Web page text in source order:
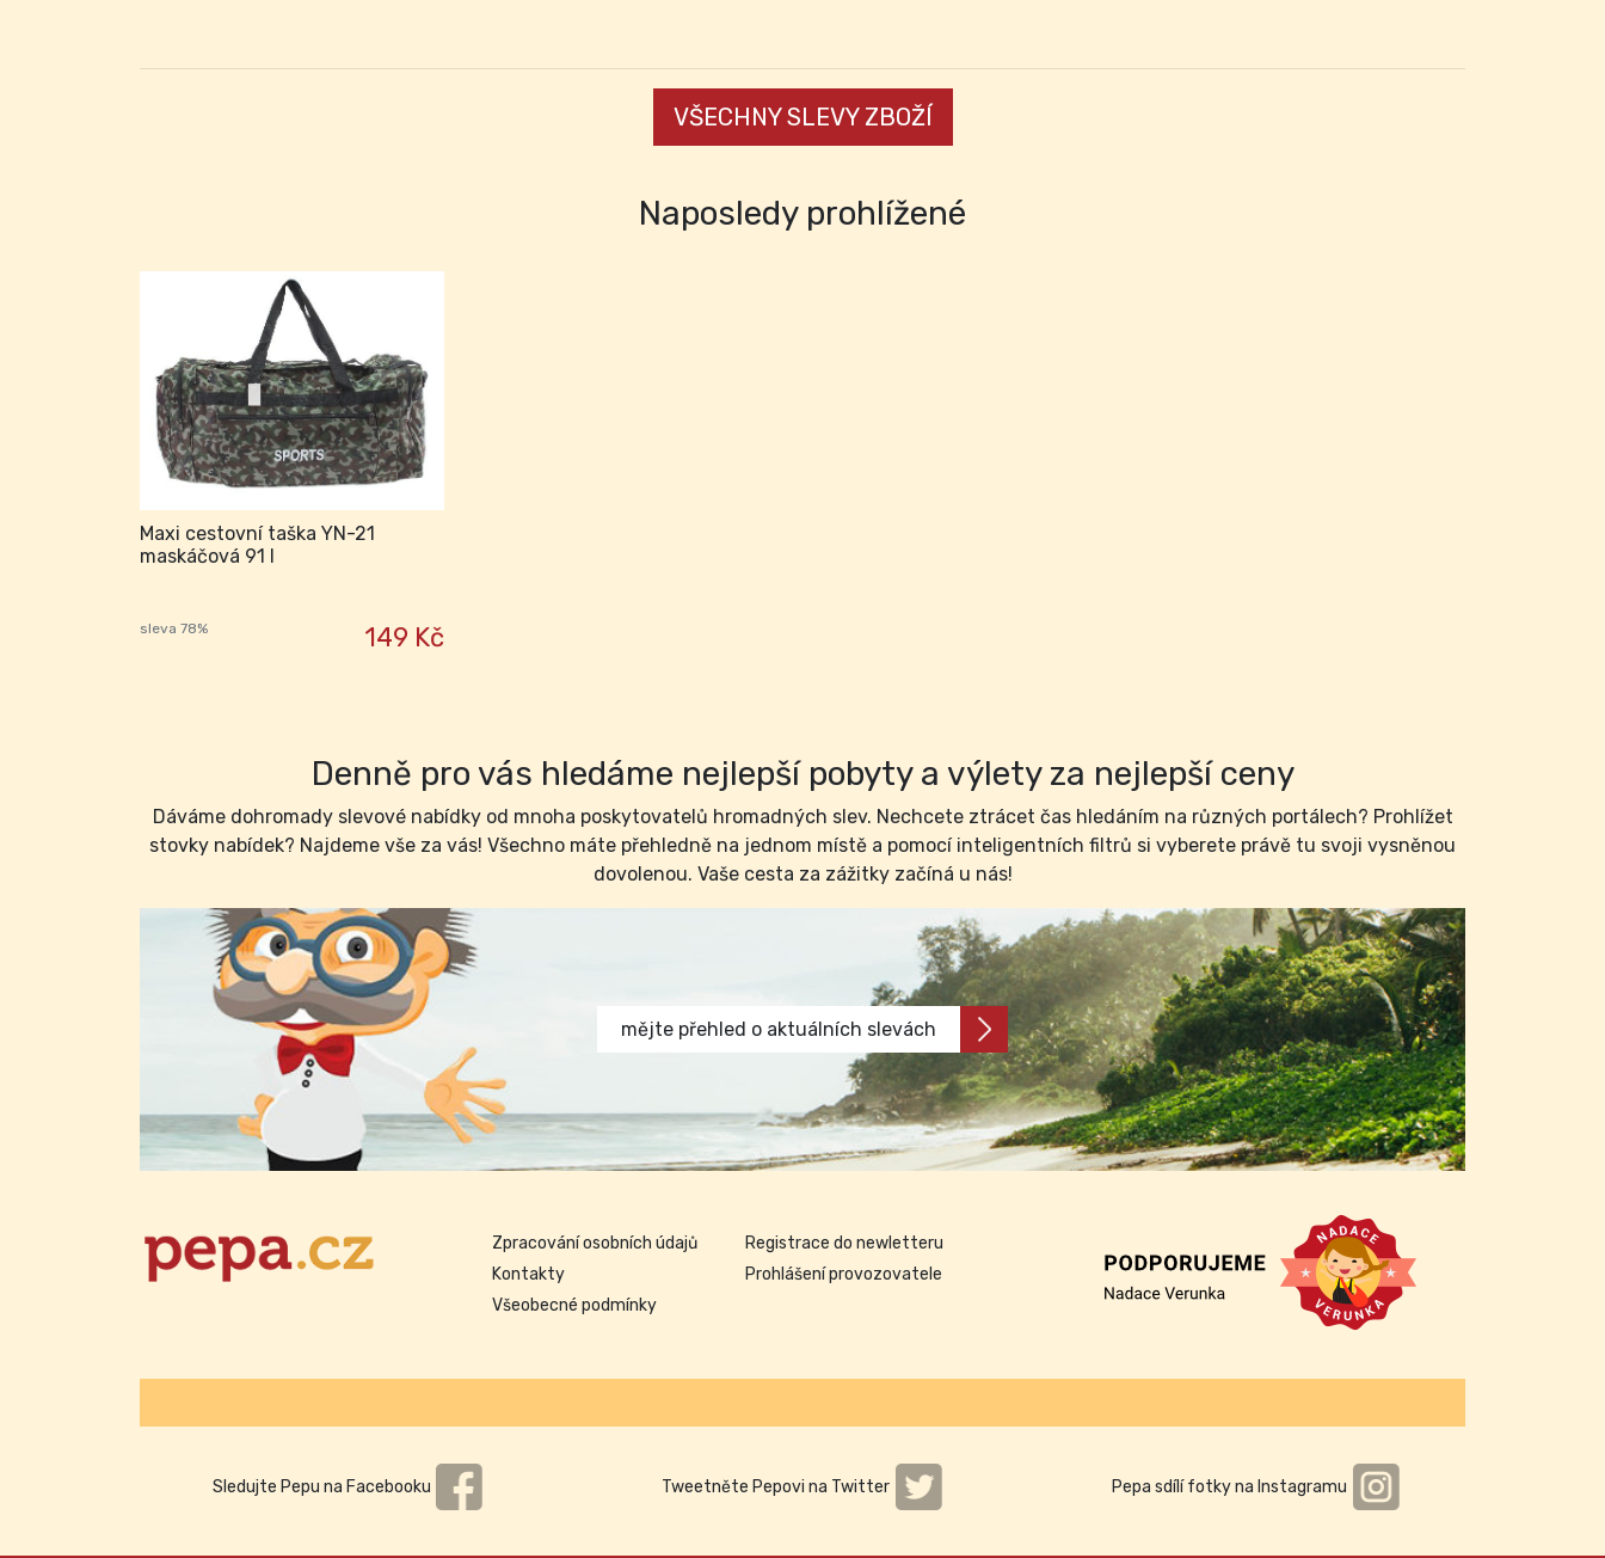
VŠECHNY SLEVY ZBOŽÍ
Naposledy prohlížené
Maxi cestovní taška YN-21
maskáčová 91 l
sleva 78% 149 Kč
Denně pro vás hledáme nejlepší pobyty a výlety za nejlepší ceny
Dáváme dohromady slevové nabídky od mnoha poskytovatelů hromadných slev. Nechcete ztrácet čas hledáním na různých portálech? Prohlížet
stovky nabídek? Najdeme vše za vás! Všechno máte přehledně na jednom místě a pomocí inteligentních filtrů si vyberete právě tu svoji vysněnou
dovolenou. Vaše cesta za zážitky začíná u nás!
mějte přehled o aktuálních slevách
Zpracování osobních údajů
Kontakty
Všeobecné podmínky
Registrace do newletteru
Prohlášení provozovatele
Sledujte Pepu na Facebooku Tweetněte Pepovi na Twitter Pepa sdílí fotky na Instagramu